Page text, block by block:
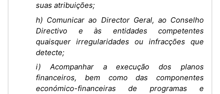
suas atribuições;
h) Comunicar ao Director Geral, ao Conselho
Directivo e às entidades competentes
quaisquer irregularidades ou infracções que
detecte;
i) Acompanhar a execução dos planos
financeiros, bem como das componentes
económico-financeiras de programas e